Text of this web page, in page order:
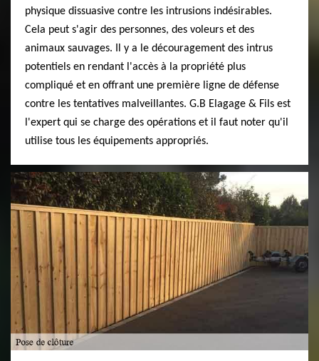
physique dissuasive contre les intrusions indésirables.
Cela peut s'agir des personnes, des voleurs et des
animaux sauvages. Il y a le découragement des intrus
potentiels en rendant l'accès à la propriété plus
compliqué et en offrant une première ligne de défense
contre les tentatives malveillantes. G.B Elagage & Fils est
l'expert qui se charge des opérations et il faut noter qu'il
utilise tous les équipements appropriés.